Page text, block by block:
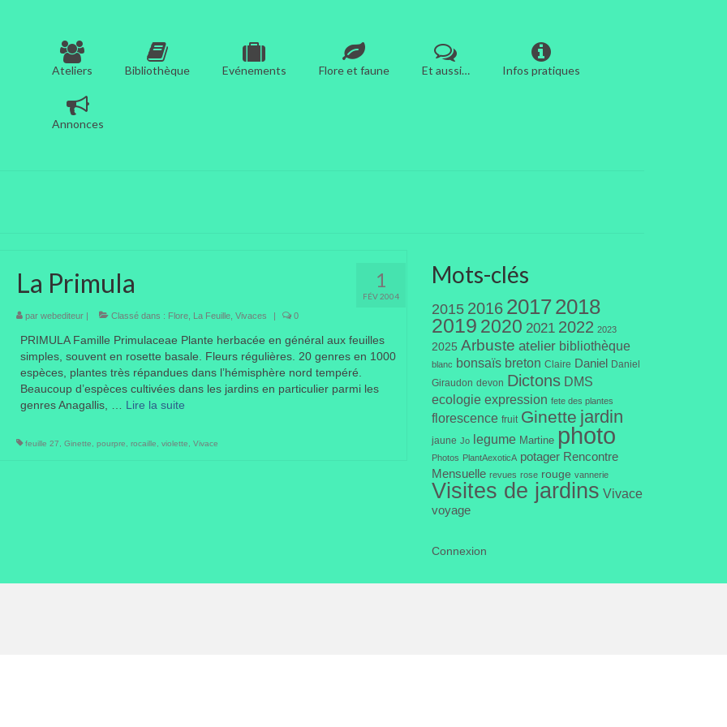
Ateliers Bibliothèque Evénements Flore et faune Et aussi… Infos pratiques
Annonces
1
FÉV 2004
La Primula
par webediteur| Classé dans : Flore, La Feuille, Vivaces | 0
PRIMULA Famille Primulaceae Plante herbacée en général aux feuilles
simples, souvent en rosette basale. Fleurs régulières. 20 genres en 1000
espèces, plantes très répandues dans l’hémisphère nord tempéré.
Beaucoup d’espèces cultivées dans les jardins en particulier parmi les
genres Anagallis, … Lire la suite­­
feuille 27 Ginette pourpre rocaille violette Vivace
Mots-clés
2015 2016 20172018
2019 2020 2021 2022 2023
2025 Arbuste atelier bibliothèque
blanc bonsaïs breton Claire Daniel
Daniel
Giraudon devon Dictons DMS
ecologie expression fete des plantes
florescence fruit Ginette jardin
jaune Jo legume Martine photo
Photos PlantAexoticA potager Rencontre
Mensuelle revues rose rouge vannerie
Visites de jardins Vivace
voyage
Connexion